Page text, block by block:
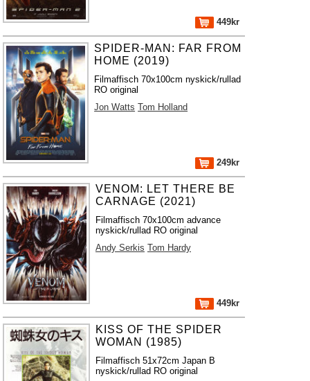
449kr
SPIDER-MAN: FAR FROM
HOME (2019)
Filmaffisch 70x100cm nyskick/rullad
RO original
Jon Watts Tom Holland
249kr
VENOM: LET THERE BE
CARNAGE (2021)
Filmaffisch 70x100cm advance
nyskick/rullad RO original
Andy Serkis Tom Hardy
449kr
KISS OF THE SPIDER
WOMAN (1985)
Filmaffisch 51x72cm Japan B
nyskick/rullad RO original